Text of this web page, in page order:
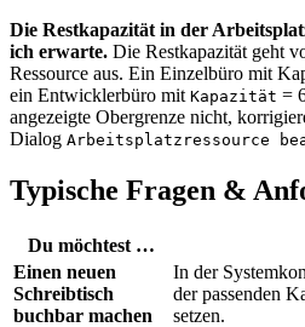
Die Restkapazität in der
ich erwarte. Die Restkapazität geht
Ressource aus. Ein Einzelbüro mit
ein Entwicklerbüro mit Kapazität =
angezeigte Obergrenze nicht,
Dialog Arbeitsplatzressource
Typische Fragen &
Du möchtest …
Einen neuen
Schreibtisch
buchbar machen
In der
der passenden
setzen.